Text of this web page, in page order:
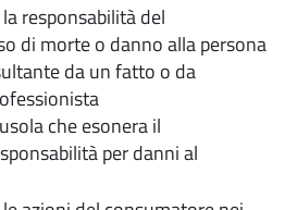
responsabilità del
di morte o danno alla persona
da un fatto o da
che esonera il
per danni al